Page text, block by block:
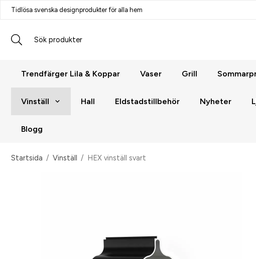
Tidlösa svenska designprodukter för alla hem
Trendfärger Lila & Koppar Vaser Grill
Vinställ Hall Eldstadstillbehör Nyheter
Blogg
Startsida / Vinställ / HEX vinställ svart